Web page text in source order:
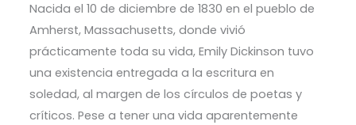
Nacida el 10 de diciembre de 1830 en el pueblo de
Amherst, Massachusetts, donde vivió
prácticamente toda su vida, Emily Dickinson tuvo
una existencia entregada a la escritura en
soledad, al margen de los círculos de poetas y
críticos. Pese a tener una vida aparentemente